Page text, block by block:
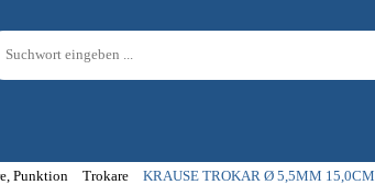
Punktion Trokare KRAUSE TROKAR Ø 5,5MM 15,0CM